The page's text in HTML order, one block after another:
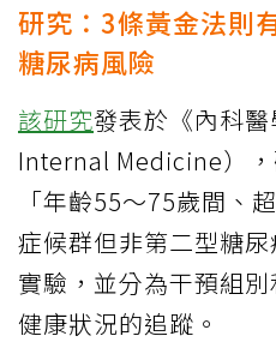
研究：3條黃金法則
糖尿病風險
該研究發表於《內科
Internal Medicine）
「年齡55～75歲間、
症候群但非第二型糖
實驗，並分為干預組
健康狀況的追蹤。